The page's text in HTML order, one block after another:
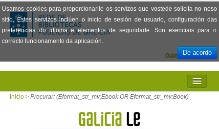
Usamos cookies para proporcionarlle os servizos que vostede solicita no noso
sitio. Estes servizos inclúen o inicio de sesión de usuario, configuración das
preferencias do idioma e elementos de seguridade. Son esenciais para o
correcto funcionamento da aplicación.
De acordo
Español
Galego
INICIO
Inicio > Procurar: (Eformat_str_mv:Ebook OR Eformat_str_mv:Book)